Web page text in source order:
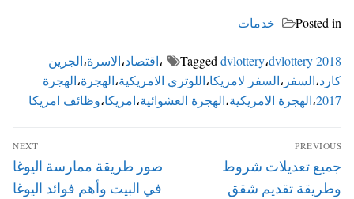
Posted in خدمات
Tagged dvlottery،dvlottery 2018 ،اقتصاد،الاسرة،الجرين
كارد،السفر ،السفر لامريكا،اللوتري الامريكية،الهجرة،الهجرة
2017،الهجرة الامريكية،الهجرة العشوائية،امريكا،وظائف امريكا
تصفّح
المقالات
PREVIOUS
Previous
post:
جميع تعديلات شروط
وطريقة تقديم شقق
NEXT
Next
post:
صور طريقة ممارسة اليوغا
في البيت وأهم فوائد اليوغا